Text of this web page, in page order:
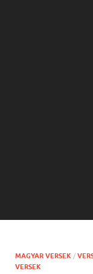
MAGYAR VERSEK /
VERSEK